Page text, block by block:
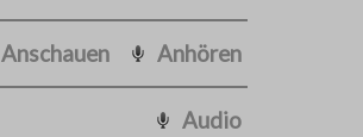
Anschauen Anhören
Audio